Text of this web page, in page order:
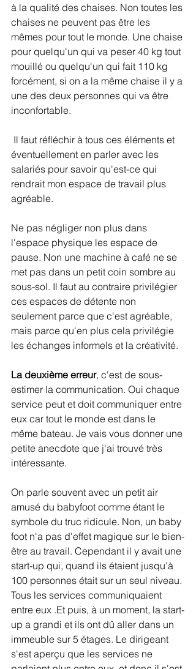
à la qualité des chaises. Non toutes les
chaises ne peuvent pas être les
mêmes pour tout le monde. Une chaise
pour quelqu'un qui va peser 40 kg tout
mouillé ou quelqu'un qui fait 110 kg
forcément, si on a la même chaise il y a
une des deux personnes qui va être
inconfortable.
éventuellement en parler avec les
salariés pour savoir qu'est-ce qui
rendrait mon espace de travail plus
agréable.
Ne pas négliger non plus dans
l'espace physique les espace de
pause. Non une machine à café ne se
met pas dans un petit coin sombre au
sous-sol. Il faut au contraire privilégier
ces espaces de détente non
seulement parce que c'est agréable,
mais parce qu'en plus cela privilégie
les échanges informels et la créativité.
La deuxième erreur, c'est de sous-
estimer la communication. Oui chaque
service peut et doit communiquer entre
eux car tout le monde est dans le
même bateau. Je vais vous donner une
petite anecdote que j'ai trouvé très
intéressante.
On parle souvent avec un petit air
amusé du babyfoot comme étant le
symbole du truc ridicule. Non, un baby
foot n'a pas d'effet magique sur le bien-
être au travail. Cependant il y avait une
start-up qui, quand ils étaient jusqu'à
100 personnes était sur un seul niveau.
Tous les services communiquaient
entre eux .Et puis, à un moment, la start-
up a grandi et ils ont dû aller dans un
immeuble sur 5 étages. Le dirigeant
s'est aperçu que les services ne